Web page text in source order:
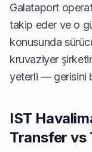
Galataport
takip eder ve o
konusunda
kruvaziyer
yeterli — gerisini
IST
Transfer vs